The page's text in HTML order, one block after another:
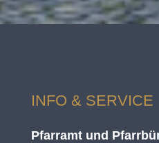
INFO & SERVICE
Pfarramt und